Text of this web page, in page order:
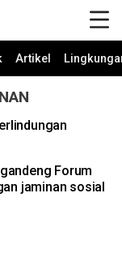
Artikel
Forum
jaminan sosial